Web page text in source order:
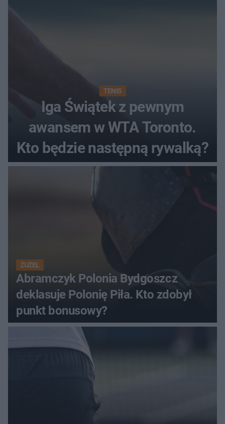
TENIS
Iga Świątek z pewnym
awansem w WTA Toronto.
Kto będzie następną rywalką?
ŻUŻEL
Abramczyk Polonia Bydgoszcz
deklasuje Polonię Piła. Kto zdobył
punkt bonusowy?